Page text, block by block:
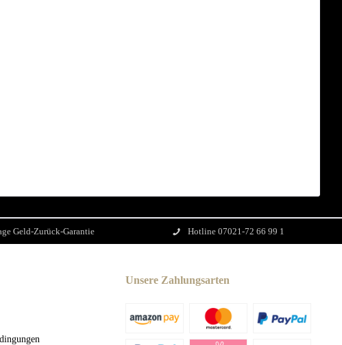
Geld-Zurück-Garantie Hotline 07021-72 66 99 1
Unsere Zahlungsarten